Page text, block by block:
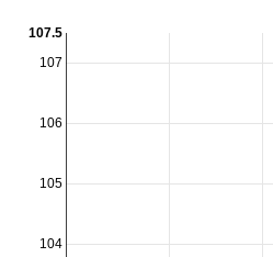
104
105
106
107
107.5